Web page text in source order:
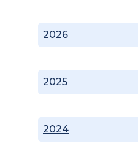
2024
2025
2026